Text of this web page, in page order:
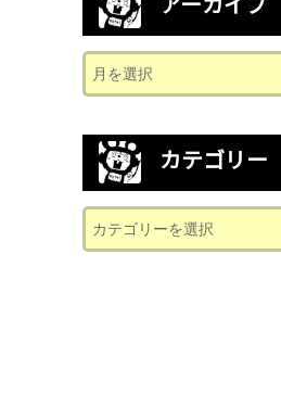
アーカイブ
カテゴリー